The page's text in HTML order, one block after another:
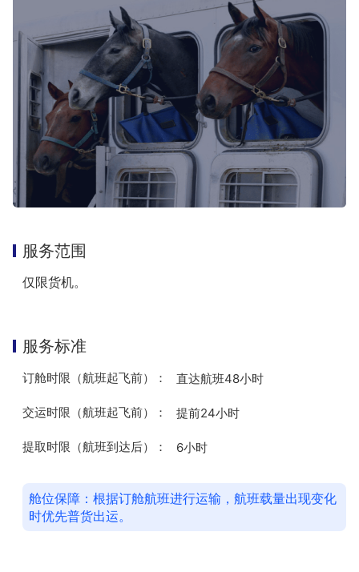
服务范围
仅限货机。
服务标准
订舱时限 （航班起飞前）： 直达航班48小时
交运时限 （航班起飞前）： 提前24小时
提取时限 （航班到达后）： 6小时
舱位保障：根据订舱航班进行运输，航班载量出现变化
时优先普货出运。